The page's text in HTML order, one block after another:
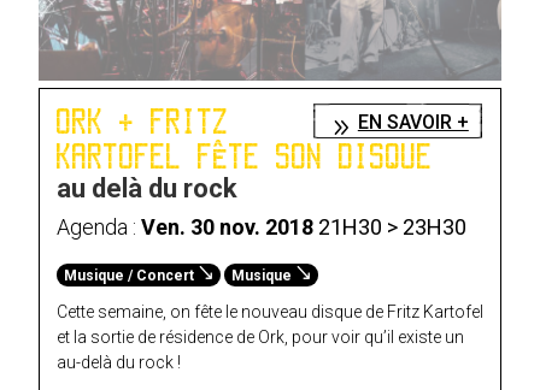
EN SAVOIR +
ORK + FRITZ
KARTOFEL FÊTE SON DISQUE
au delà du rock
Agenda : Ven. 30 nov. 2018 21H30 > 23H30
Musique / Concert Musique
Cette semaine, on fête le nouveau disque de Fritz Kartofel
et la sortie de résidence de Ork, pour voir qu’il existe un
au-delà du rock !